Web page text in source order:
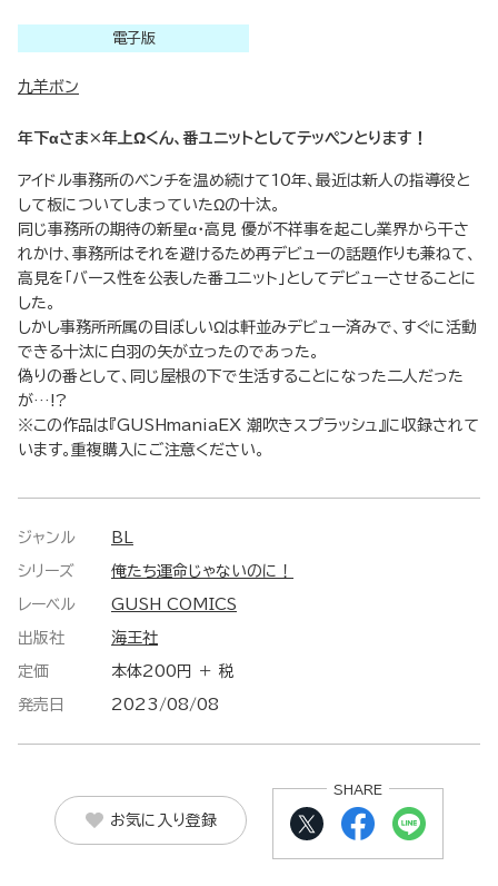
電子版
九羊ボン
年下αさま×年上Ωくん、番ユニットとしてテッペンとります！
アイドル事務所のベンチを温め続けて10年、最近は新人の指導役と
して板についてしまっていたΩの十汰。
同じ事務所の期待の新星α・高見 優が不祥事を起こし業界から干さ
れかけ、事務所はそれを避けるため再デビューの話題作りも兼ねて、
高見を「バース性を公表した番ユニット」としてデビューさせることに
した。
しかし事務所所属の目ぼしいΩは軒並みデビュー済みで、すぐに活動
できる十汰に白羽の矢が立ったのであった。
偽りの番として、同じ屋根の下で生活することになった二人だった
が…!?
※この作品は『GUSHmaniaEX 潮吹きスプラッシュ』に収録されて
います。重複購入にご注意ください。
ジャンル BL
シリーズ 俺たち運命じゃないのに！
レーベル GUSH COMICS
出版社 海王社
定価 本体200円 ＋ 税
発売日 2023/08/08
お気に入り登録
SHARE